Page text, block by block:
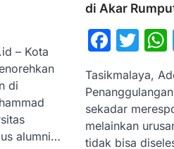
– Kota
di
alumni…
di Akar
Tasikmalaya,
sekadar
melainkan
tidak bisa